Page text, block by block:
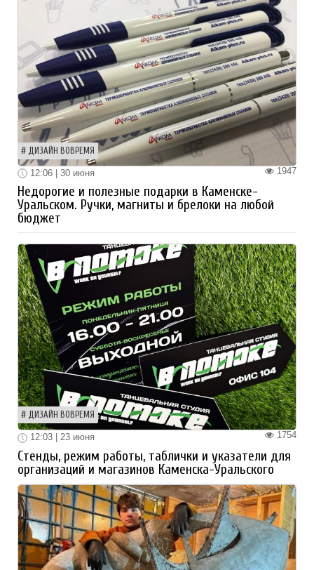
ДИЗАЙН ВОВРЕМЯ
1947
12:06 | 30 июня
Недорогие и полезные подарки в Каменске-
Уральском. Ручки, магниты и брелоки на любой
бюджет
ДИЗАЙН ВОВРЕМЯ
1754
12:03 | 23 июня
Стенды, режим работы, таблички и указатели для
организаций и магазинов Каменска-Уральского